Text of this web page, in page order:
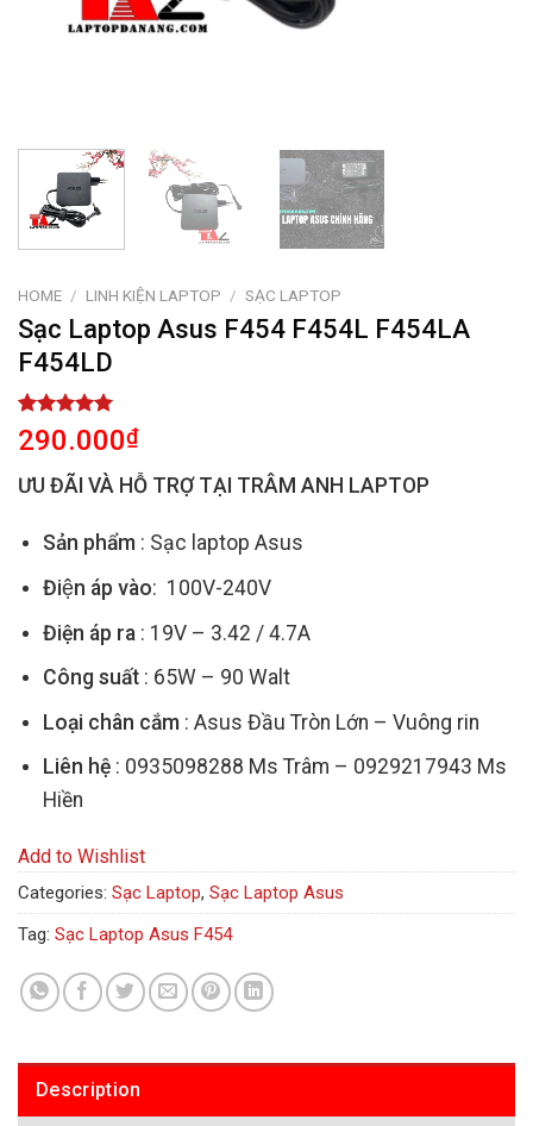
HOME / LINH KIỆN LAPTOP / SẠC LAPTOP
Sạc Laptop Asus F454 F454L F454LA
F454LD
Rated
5.00
out of 5
based on
2
customer
290.000₫
ƯU ĐÃI VÀ HỖ TRỢ TẠI TRÂM ANH LAPTOP
Sản phẩm : Sạc laptop Asus
Điện áp vào: 100V-240V
Điện áp ra: 19V – 3.42 / 4.7A
Công suất: 65W – 90 Walt
Loại chân cắm : Asus Đầu Tròn Lớn – Vuông rin
Liên hệ: 0935098288 Ms Trâm – 0929217943 Ms
Hiền
Add to Wishlist
Categories: Sạc Laptop, Sạc Laptop Asus
Tag: Sạc Laptop Asus F454
Description